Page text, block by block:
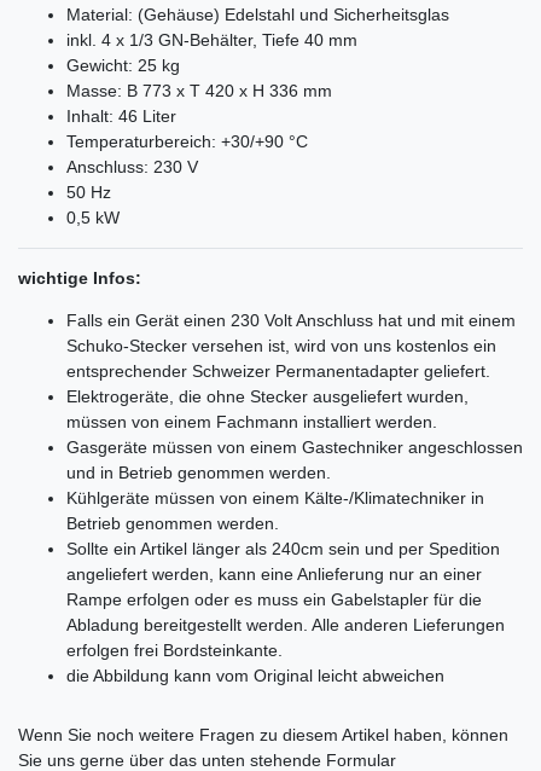
Material: (Gehäuse) Edelstahl und Sicherheitsglas
inkl. 4 x 1/3 GN-Behälter, Tiefe 40 mm
Gewicht: 25 kg
Masse: B 773 x T 420 x H 336 mm
Inhalt: 46 Liter
Temperaturbereich: +30/+90 °C
Anschluss: 230 V
50 Hz
0,5 kW
wichtige Infos:
Falls ein Gerät einen 230 Volt Anschluss hat und mit einem
Schuko-Stecker versehen ist, wird von uns kostenlos ein
entsprechender Schweizer Permanentadapter geliefert.
Elektrogeräte, die ohne Stecker ausgeliefert wurden,
müssen von einem Fachmann installiert werden.
Gasgeräte müssen von einem Gastechniker angeschlossen
und in Betrieb genommen werden.
Kühlgeräte müssen von einem Kälte-/Klimatechniker in
Betrieb genommen werden.
Sollte ein Artikel länger als 240cm sein und per Spedition
angeliefert werden, kann eine Anlieferung nur an einer
Rampe erfolgen oder es muss ein Gabelstapler für die
Abladung bereitgestellt werden. Alle anderen Lieferungen
erfolgen frei Bordsteinkante.
die Abbildung kann vom Original leicht abweichen
Wenn Sie noch weitere Fragen zu diesem Artikel haben, können
Sie uns gerne über das unten stehende Formular